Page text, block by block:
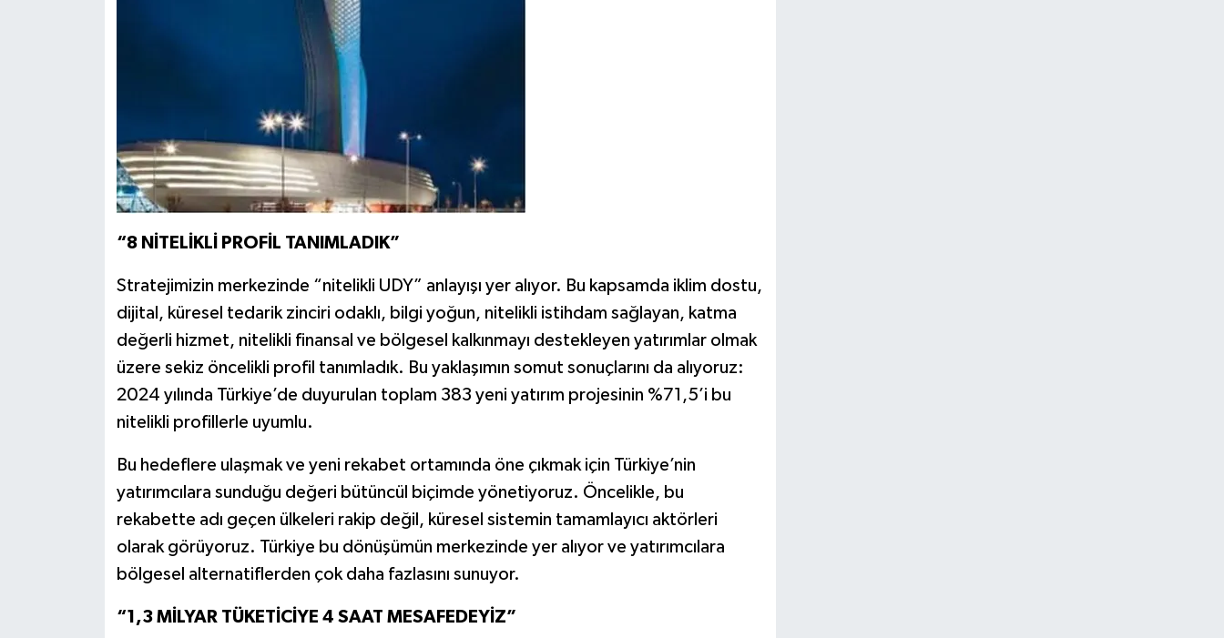
“8 NİTELİKLİ PROFİL TANIMLADIK”
Stratejimizin merkezinde “nitelikli UDY” anlayışı yer alıyor. Bu kapsamda iklim dostu,
dijital, küresel tedarik zinciri odaklı, bilgi yoğun, nitelikli istihdam sağlayan, katma
değerli hizmet, nitelikli finansal ve bölgesel kalkınmayı destekleyen yatırımlar olmak
üzere sekiz öncelikli profil tanımladık. Bu yaklaşımın somut sonuçlarını da alıyoruz:
2024 yılında Türkiye’de duyurulan toplam 383 yeni yatırım projesinin %71,5’i bu
nitelikli profillerle uyumlu.
Bu hedeflere ulaşmak ve yeni rekabet ortamında öne çıkmak için Türkiye’nin
yatırımcılara sunduğu değeri bütüncül biçimde yönetiyoruz. Öncelikle, bu
rekabette adı geçen ülkeleri rakip değil, küresel sistemin tamamlayıcı aktörleri
olarak görüyoruz. Türkiye bu dönüşümün merkezinde yer alıyor ve yatırımcılara
bölgesel alternatiflerden çok daha fazlasını sunuyor.
“1,3 MİLYAR TÜKETİCİYE 4 SAAT MESAFEDEYİZ”